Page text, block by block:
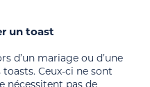
un toast
d’un mariage ou d’une
toasts. Ceux-ci ne sont
nécessitent pas de